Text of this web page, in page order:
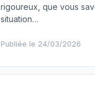
rigoureux, que vous
situation…
Publiée le 24/03/2026